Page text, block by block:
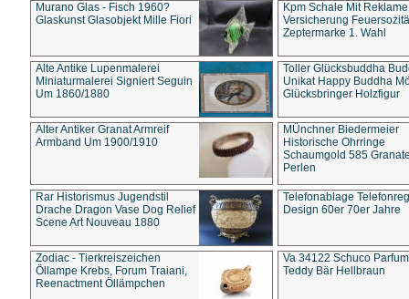
Murano Glas - Fisch 1960?
Glaskunst Glasobjekt Mille Fiori
Kpm Schale Mit Reklame
Versicherung
Zeptermarke 1. Wahl
Alte Antike Lupenmalerei
Miniaturmalerei Signiert Seguin
Um 1860/1880
Toller Glücksbuddha
Unikat Happy Buddha
Glücksbringer Holzfigur
Alter Antiker Granat Armreif
Armband Um 1900/1910
MÜnchner Biedermeier
Historische Ohrringe
Schaumgold 585
Perlen
Rar Historismus Jugendstil
Drache Dragon Vase Dog Relief
Scene Art Nouveau 1880
Telefonablage
Design 60er 70er Jahre
Zodiac - Tierkreiszeichen
Öllampe Krebs, Forum Traiani,
Reenactment Öllämpchen
Va 34122 Schuco
Teddy Bär Hellbraun